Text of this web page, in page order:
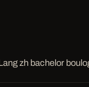
zh bachelor